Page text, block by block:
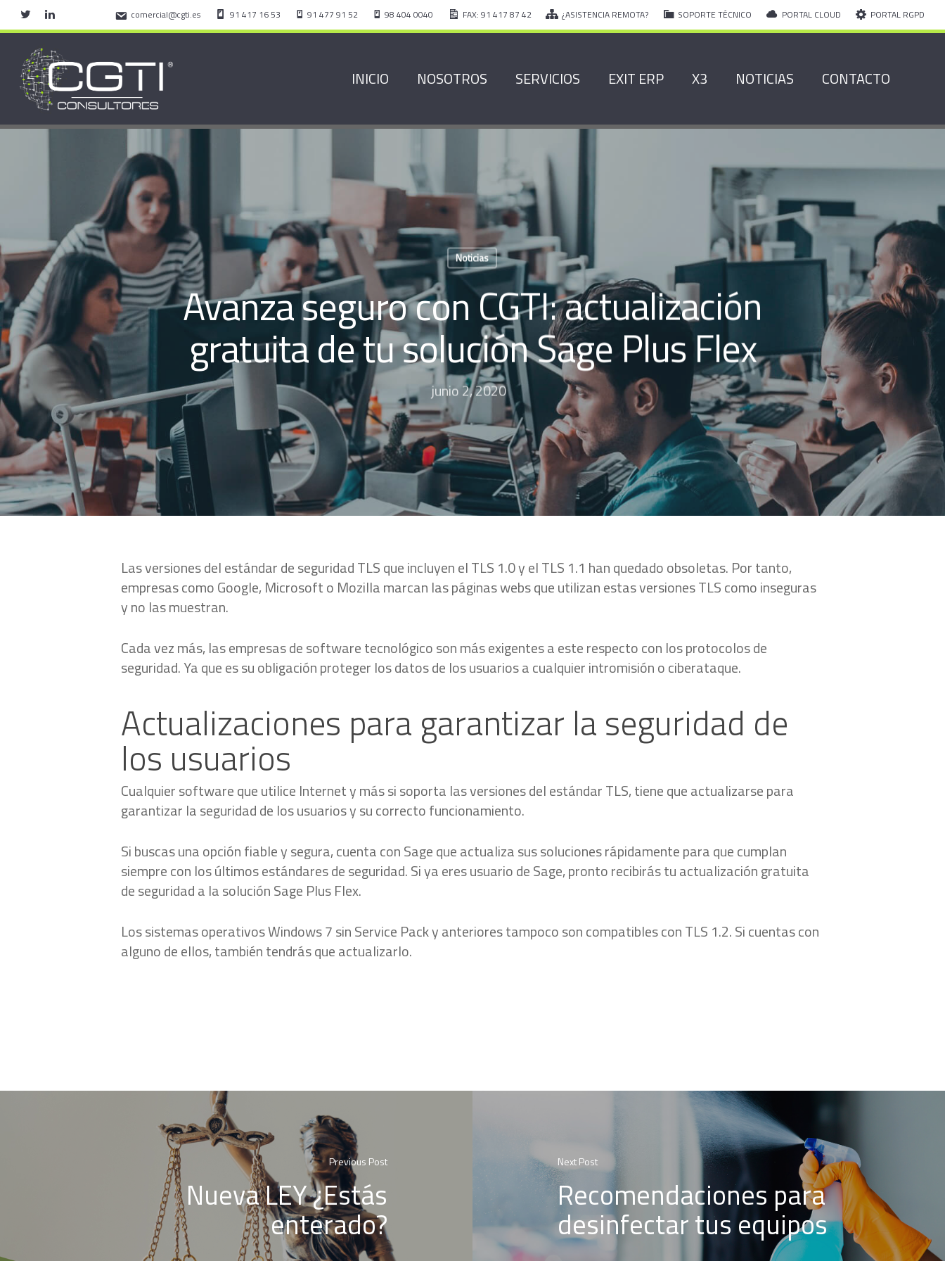
comercial@cgti.es 91 417 16 53 91 477 91 52 98 404 0040 FAX: 91 417 87 42 ¿ASISTENCIA REMOTA? SOPORTE TÉCNICO PORTAL CLOUD PORTAL RGPD
Hit enter to search or ESC to close
INICIO NOSOTROS SERVICIOS EXIT ERP X3 NOTICIAS CONTACTO
Noticias
Avanza seguro con CGTI: actualización
gratuita de tu solución Sage Plus Flex
junio 2, 2020
Las versiones del estándar de seguridad TLS que incluyen el TLS 1.0 y el TLS 1.1 han quedado obsoletas. Por tanto,
empresas como Google, Microsoft o Mozilla marcan las páginas webs que utilizan estas versiones TLS como inseguras
y no las muestran.
Cada vez más, las empresas de software tecnológico son más exigentes a este respecto con los protocolos de
seguridad. Ya que es su obligación proteger los datos de los usuarios a cualquier intromisión o ciberataque.
Actualizaciones para garantizar la seguridad de
los usuarios
Cualquier software que utilice Internet y más si soporta las versiones del estándar TLS, tiene que actualizarse para
garantizar la seguridad de los usuarios y su correcto funcionamiento.
Si buscas una opción fiable y segura, cuenta con Sage que actualiza sus soluciones rápidamente para que cumplan
siempre con los últimos estándares de seguridad. Si ya eres usuario de Sage, pronto recibirás tu actualización gratuita
de seguridad a la solución Sage Plus Flex.
Los sistemas operativos Windows 7 sin Service Pack y anteriores tampoco son compatibles con TLS 1.2. Si cuentas con
alguno de ellos, también tendrás que actualizarlo.
Previous Post
Nueva LEY ¿Estás
enterado?
Next Post
Recomendaciones para
desinfectar tus equipos